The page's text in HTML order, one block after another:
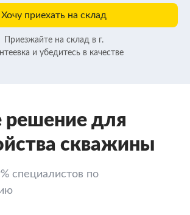
Хочу приехать на склад
Приезжайте на склад в г.
и убедитесь в качестве
для
скважины
специалистов по